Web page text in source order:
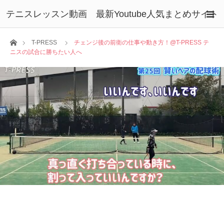
テニスレッスン動画 最新Youtube人気まとめサイト
ホームT-PRESS
チェンジ後の前衛の仕事や動き方！@T-PRESS テ
ニスの試合に勝ちたい人へ